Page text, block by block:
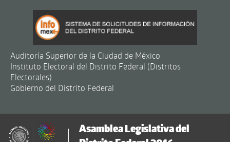
Auditoría Superior de la Ciudad de México
Instituto Electoral del Distrito Federal (Distritos
Electorales)
Gobierno del Distrito Federal
Asamblea Legislativa del